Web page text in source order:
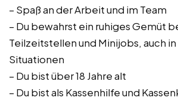
– Spaß an der Arbeit und im Team
– Du bewahrst ein ruhiges Gemüt
Teilzeitstellen und Minijobs, auch
Situationen
– Du bist über 18 Jahre alt
– Du bist als Kassenhilfe und